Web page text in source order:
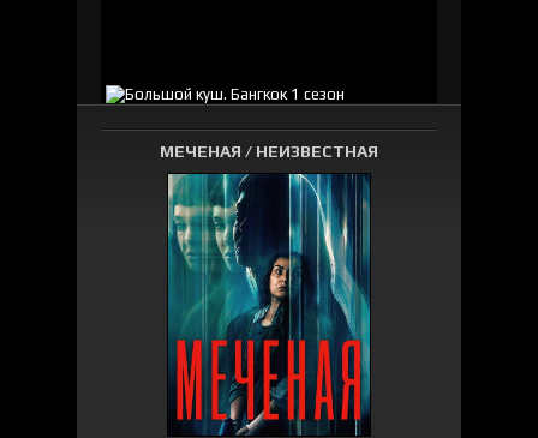
МЕЧЕНАЯ / НЕИЗВЕСТНАЯ